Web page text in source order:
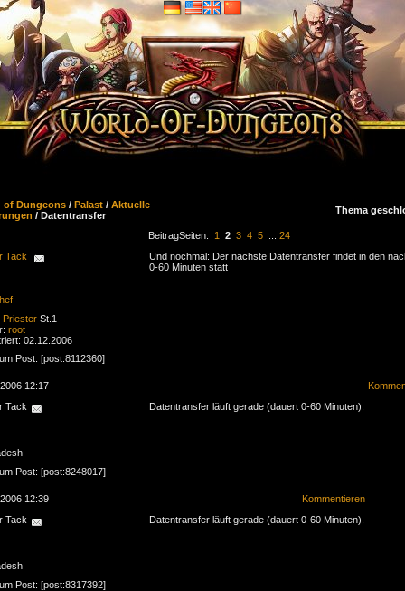
of Dungeons / Palast / Aktuelle
/ Datentransfer Thema
BeitragSeiten: 1 2 3 4 5
24
Tack
Priester St.1
root
02.12.2006
Post: [post:8112360]
Und nochmal: Der nächste Datentransfer findet in den
0-60 Minuten statt
12:17
Tack
Post: [post:8248017]
Datentransfer läuft gerade (dauert 0-60 Minuten).
12:39
Kommentieren
Tack
Post: [post:8317392]
Datentransfer läuft gerade (dauert 0-60 Minuten).